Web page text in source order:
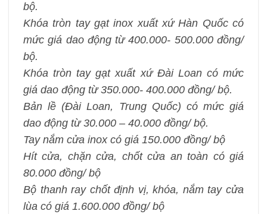
bộ.
Khóa tròn tay gạt inox xuất xứ Hàn Quốc có
mức giá dao động từ 400.000- 500.000 đồng/
bộ.
Khóa tròn tay gạt xuất xứ Đài Loan có mức
giá dao động từ 350.000- 400.000 đồng/ bộ.
Bản lề (Đài Loan, Trung Quốc) có mức giá
dao động từ 30.000 – 40.000 đồng/ bộ.
Tay nắm cửa inox có giá 150.000 đồng/ bộ
Hít cửa, chặn cửa, chốt cửa an toàn có giá
80.000 đồng/ bộ
Bộ thanh ray chốt định vị, khóa, nắm tay cửa
lùa có giá 1.600.000 đồng/ bộ